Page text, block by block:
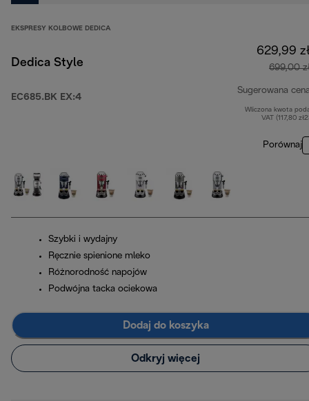
EKSPRESY KOLBOWE DEDICA
Dedica Style
EC685.BK EX:4
629,99
699,00
Sugerowana
Wliczona kwota
VAT (117,80
Porównaj
Szybki i wydajny
Ręcznie spienione mleko
Różnorodność napojów
Podwójna tacka ociekowa
Dodaj do koszyka
Odkryj więcej